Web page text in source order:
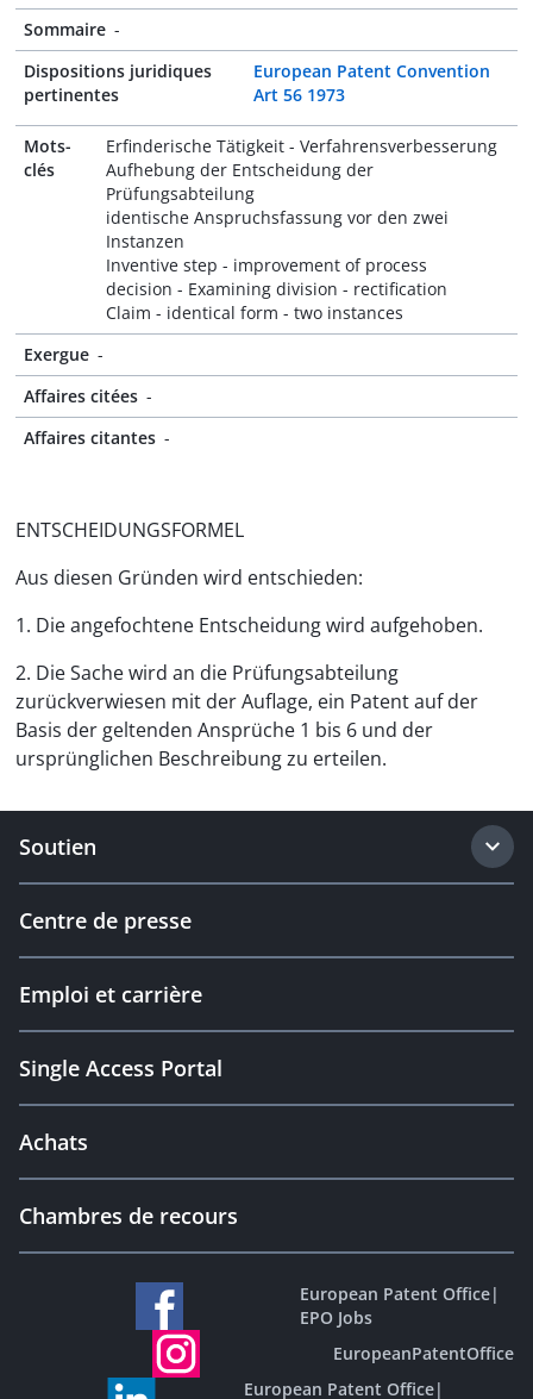
Sommaire -
Dispositions juridiques
pertinentes
European Patent Convention
Art 56 1973
Mots-
clés
Erfinderische Tätigkeit - Verfahrensverbesserung
Aufhebung der Entscheidung der
Prüfungsabteilung
identische Anspruchsfassung vor den zwei
Instanzen
Inventive step - improvement of process
decision - Examining division - rectification
Claim - identical form - two instances
Exergue -
Affaires citées -
Affaires citantes -
ENTSCHEIDUNGSFORMEL
Aus diesen Gründen wird entschieden:
1. Die angefochtene Entscheidung wird aufgehoben.
2. Die Sache wird an die Prüfungsabteilung
zurückverwiesen mit der Auflage, ein Patent auf der
Basis der geltenden Ansprüche 1 bis 6 und der
ursprünglichen Beschreibung zu erteilen.
Soutien
Centre de presse
Emploi et carrière
Single Access Portal
Achats
Chambres de recours
European Patent Office|
EPO Jobs
EuropeanPatentOffice
European Patent Office|